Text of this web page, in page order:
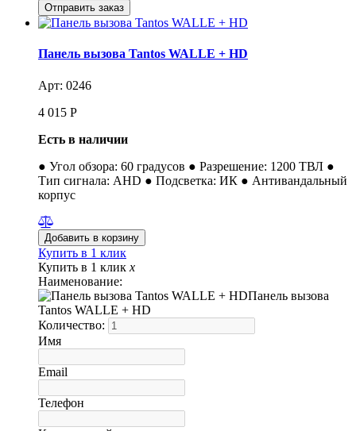
Панель вызова Tantos WALLE + HD
Арт: 0246
4 015 Р
Есть в наличии
● Угол обзора: 60 градусов ● Разрешение: 1200 ТВЛ ●
Тип сигнала: AHD ● Подсветка: ИК ● Антивандальный
корпус
Купить в 1 клик
Купить в 1 клик x
Наименование:
Панель вызова
Tantos WALLE + HD
Количество:
Имя
Email
Телефон